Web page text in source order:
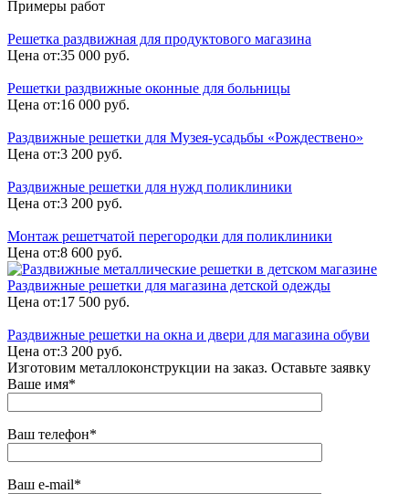
Примеры работ
Решетка раздвижная для продуктового магазина
Цена от:35 000 руб.
Решетки раздвижные оконные для больницы
Цена от:16 000 руб.
Раздвижные решетки для Музея-усадьбы «Рождествено»
Цена от:3 200 руб.
Раздвижные решетки для нужд поликлиники
Цена от:3 200 руб.
Монтаж решетчатой перегородки для поликлиники
Цена от:8 600 руб.
Раздвижные решетки для магазина детской одежды
Цена от:17 500 руб.
Раздвижные решетки на окна и двери для магазина обуви
Цена от:3 200 руб.
Изготовим металлоконструкции на заказ. Оставьте заявку
Ваше имя*
Ваш телефон*
Ваш e-mail*